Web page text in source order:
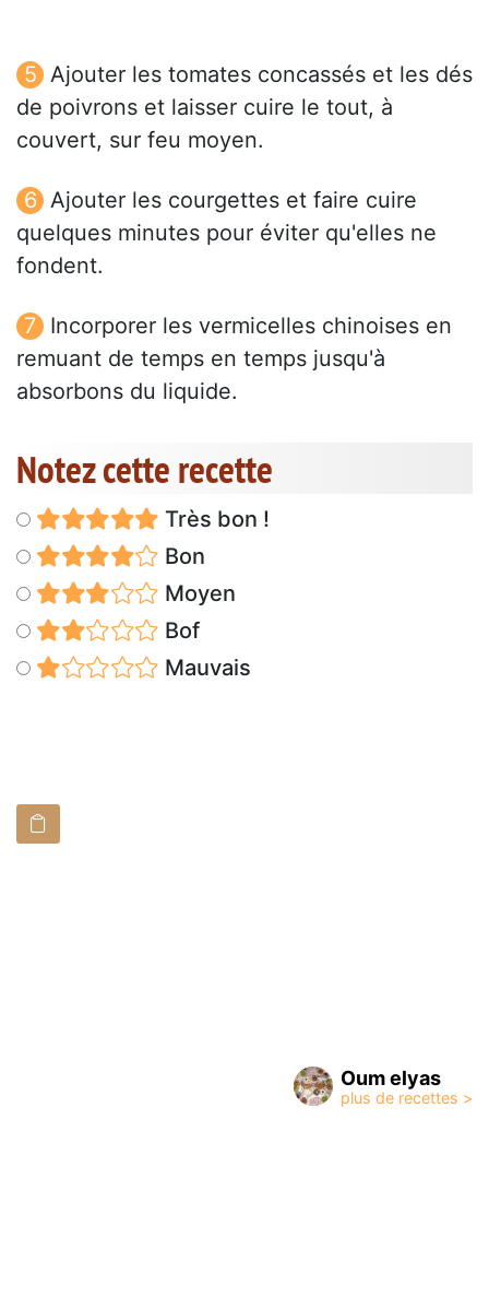
Ajouter les tomates concassés et les dés
de poivrons et laisser cuire le tout, à
couvert, sur feu moyen.
Ajouter les courgettes et faire cuire
quelques minutes pour éviter qu'elles ne
fondent.
Incorporer les vermicelles chinoises en
remuant de temps en temps jusqu'à
absorbons du liquide.
Notez cette recette
Très bon !
Bon
Moyen
Bof
Mauvais
Oum elyas